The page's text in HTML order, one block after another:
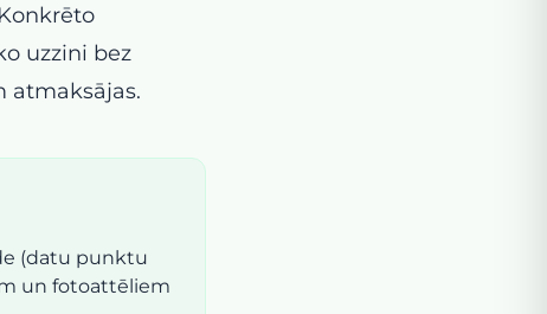
uzzini bez
atmaksājas.
(datu punktu
un fotoattēliem